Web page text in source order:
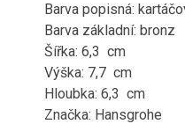
Barva popisná:
Barva základní: bronz
Šířka: 6,3 cm
Výška: 7,7 cm
Hloubka: 6,3 cm
Značka: Hansgrohe